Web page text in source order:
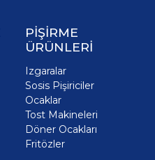
PİŞİRME
ÜRÜNLERİ
Izgaralar
Sosis Pişiriciler
Ocaklar
Tost Makineleri
Döner Ocakları
Fritözler